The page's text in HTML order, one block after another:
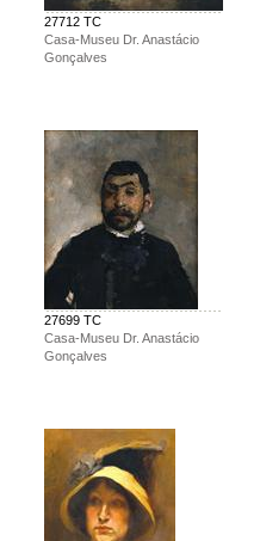
27712 TC
Casa-Museu Dr. Anastácio
Gonçalves
27699 TC
Casa-Museu Dr. Anastácio
Gonçalves